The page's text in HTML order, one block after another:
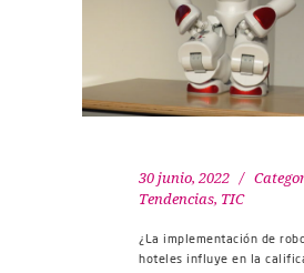
30 junio, 2022
Tendencias, TIC
¿La implementación de
hoteles influye en la